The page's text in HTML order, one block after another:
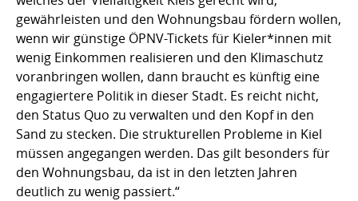
gewährleisten und den Wohnungsbau fördern wollen,
wenn wir günstige ÖPNV-Tickets für Kieler*innen mit
wenig Einkommen realisieren und den Klimaschutz
voranbringen wollen, dann braucht es künftig eine
engagiertere Politik in dieser Stadt. Es reicht nicht,
den Status Quo zu verwalten und den Kopf in den
Sand zu stecken. Die strukturellen Probleme in Kiel
müssen angegangen werden. Das gilt besonders für
den Wohnungsbau, da ist in den letzten Jahren
deutlich zu wenig passiert.“